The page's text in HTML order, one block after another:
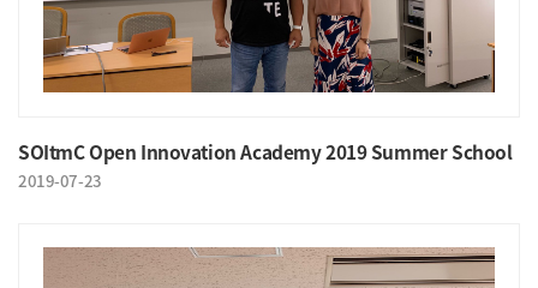
SOItmC Open Innovation Academy 2019 Summer School
2019-07-23